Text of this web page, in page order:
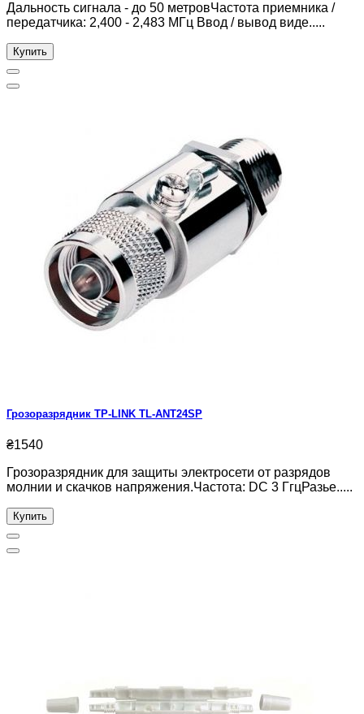
Дальность сигнала - до 50 метровЧастота приемника /
передатчика: 2,400 - 2,483 МГц Ввод / вывод виде.....
Купить
Грозоразрядник TP-LINK TL-ANT24SP
₴1540
Грозоразрядник для защиты электросети от разрядов
молнии и скачков напряжения.Частота: DC 3 ГгцРазье.....
Купить